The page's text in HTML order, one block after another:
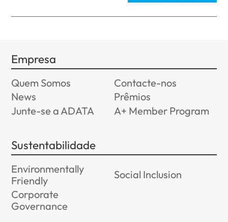
Empresa
Quem Somos
Contacte-nos
News
Prêmios
Junte-se a ADATA
A+ Member Program
Sustentabilidade
Environmentally
Friendly
Social Inclusion
Corporate
Governance